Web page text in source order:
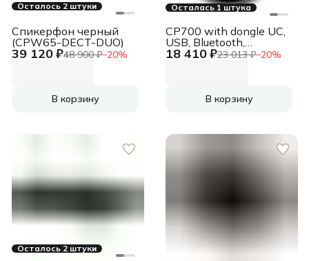
Осталось 2 штуки
39 120 ₽48 900 ₽−20%
Спикерфон черный
(CPW65-DECT-DUO)
В корзину
Осталась 1 штука
18 410 ₽23 013 ₽−20%
CP700 with dongle UC,
USB, Bluetooth,
встроенная батарея, 2
В корзину
Осталось 2 штуки